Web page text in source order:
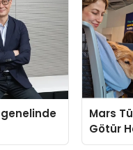
Mars
Götür